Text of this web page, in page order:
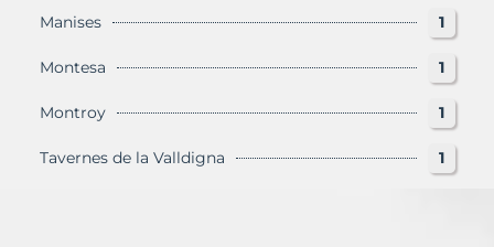
Manises 1
Montesa 1
Montroy 1
Tavernes de la Valldigna 1